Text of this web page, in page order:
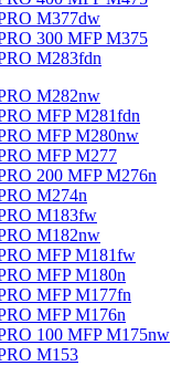
M377dw
300 MFP M375
M283fdn
M282nw
MFP M281fdn
MFP M280nw
MFP M277
200 MFP M276n
M274n
M183fw
M182nw
MFP M181fw
MFP M180n
MFP M177fn
MFP M176n
100 MFP M175nw
M153